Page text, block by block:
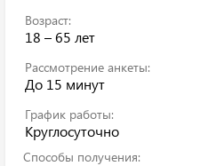
Возраст:
18 – 65 лет
Рассмотрение анкеты:
До 15 минут
График работы:
Круглосуточно
Способы получения: